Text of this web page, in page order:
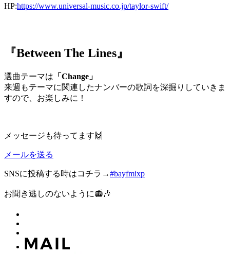
HP:https://www.universal-music.co.jp/taylor-swift/
『Between The Lines』
選曲テーマは 「Change」
来週もテーマに関連したナンバーの歌詞を深掘りしていきま
すので、お楽しみに！
メッセージも待ってます🙌
メールを送る
SNSに投稿する時はコチラ→#bayfmixp
お聞き逃しのないように📻🎶